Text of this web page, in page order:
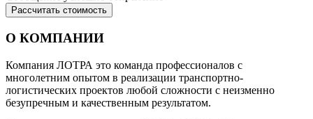
Рассчитать стоимость
О КОМПАНИИ
Компания ЛОТРА это команда профессионалов с
многолетним опытом в реализации транспортно-
логистических проектов любой сложности с неизменно
безупречным и качественным результатом.